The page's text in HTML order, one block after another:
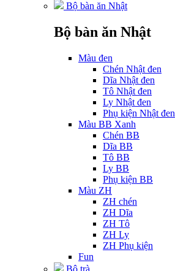
Bộ bàn ăn Nhật
Bộ bàn ăn Nhật
Màu đen
Chén Nhật đen
Dĩa Nhật đen
Tô Nhật đen
Ly Nhật đen
Phụ kiện Nhật đen
Màu BB Xanh
Chén BB
Dĩa BB
Tô BB
Ly BB
Phụ kiện BB
Màu ZH
ZH chén
ZH Dĩa
ZH Tô
ZH Ly
ZH Phụ kiện
Fun